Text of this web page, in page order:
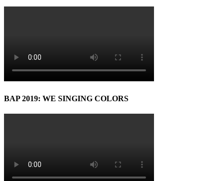
BAP 2019: WE SINGING COLORS